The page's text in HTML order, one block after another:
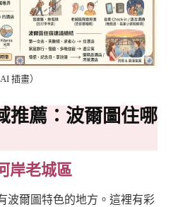
插畫）
推薦：波爾圖住哪
岸老城區
波爾圖特色的地方。這裡有彩